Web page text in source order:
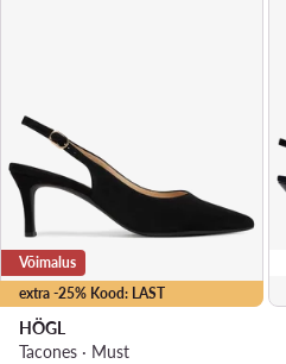
extra -25% Kood: LAST
Võimalus
HÖGL
Tacones · Must